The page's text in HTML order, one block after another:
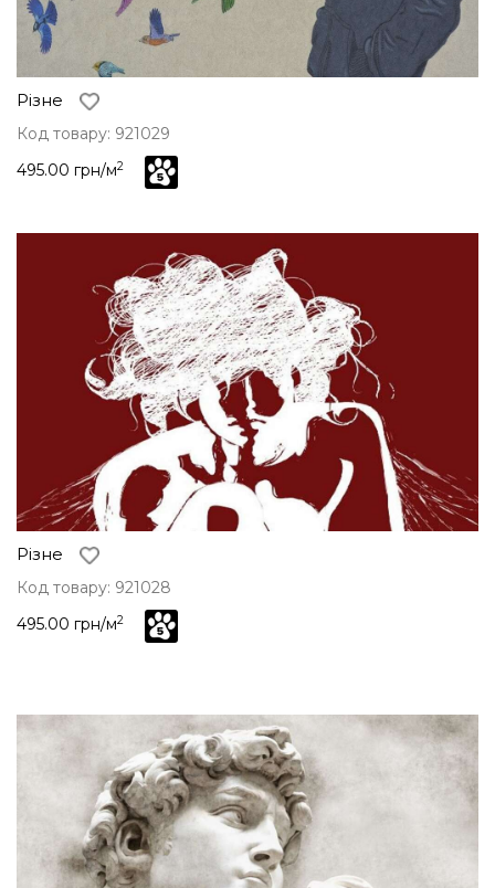
Різне
Код товару: 921029
495.00 грн/м2
Різне
Код товару: 921028
495.00 грн/м2